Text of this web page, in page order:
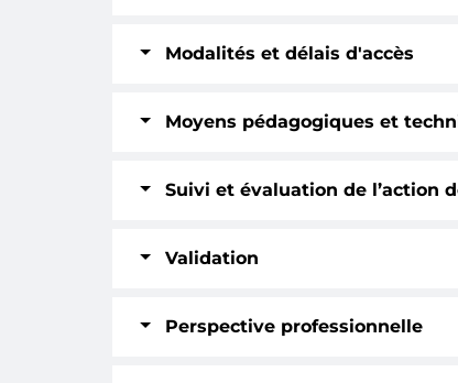
Modalités et délais d'accès
Moyens pédagogiques et
Suivi et évaluation de l’action
Validation
Perspective professionnelle